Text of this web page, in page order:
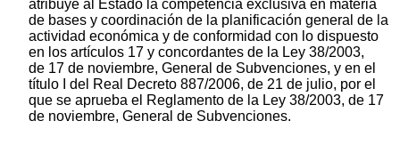
atribuye al Estado la competencia exclusiva en materia
de bases y coordinación de la planificación general de la
actividad económica y de conformidad con lo dispuesto
en los artículos 17 y concordantes de la Ley 38/2003,
de 17 de noviembre, General de Subvenciones, y en el
título I del Real Decreto 887/2006, de 21 de julio, por el
que se aprueba el Reglamento de la Ley 38/2003, de 17
de noviembre, General de Subvenciones.